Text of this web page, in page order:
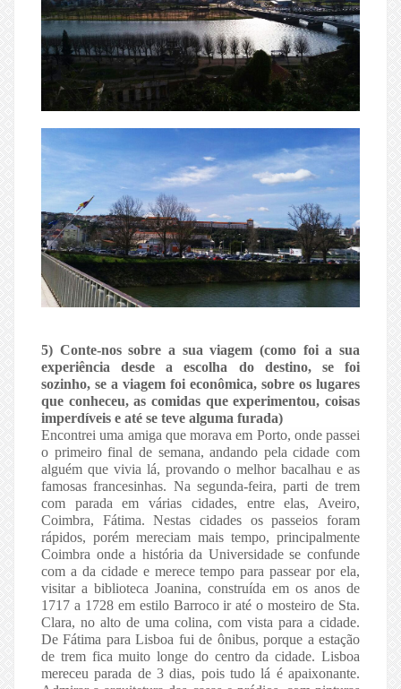
5) Conte-nos sobre a sua viagem (como foi a sua
experiência desde a escolha do destino, se foi
sozinho, se a viagem foi econômica, sobre os lugares
que conheceu, as comidas que experimentou, coisas
imperdíveis e até se teve alguma furada)
Encontrei uma amiga que morava em Porto, onde passei
o primeiro final de semana, andando pela cidade com
alguém que vivia lá, provando o melhor bacalhau e as
famosas francesinhas. Na segunda-feira, parti de trem
com parada em várias cidades, entre elas, Aveiro,
Coimbra, Fátima. Nestas cidades os passeios foram
rápidos, porém mereciam mais tempo, principalmente
Coimbra onde a história da Universidade se confunde
com a da cidade e merece tempo para passear por ela,
visitar a biblioteca Joanina, construída em os anos de
1717 a 1728 em estilo Barroco ir até o mosteiro de Sta.
Clara, no alto de uma colina, com vista para a cidade.
De Fátima para Lisboa fui de ônibus, porque a estação
de trem fica muito longe do centro da cidade. Lisboa
mereceu parada de 3 dias, pois tudo lá é apaixonante.